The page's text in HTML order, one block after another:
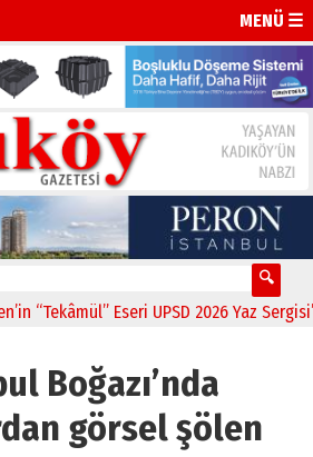
MENÜ ☰
“Tekâmül” Eseri UPSD 2026 Yaz
Boğazı’nda
görsel şölen